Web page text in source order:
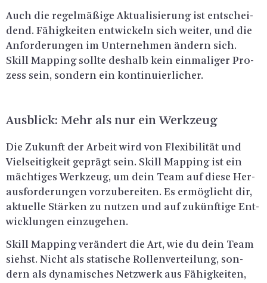
Auch die re­gel­mä­ßi­ge Ak­tua­li­sie­rung ist ent­schei­
dend. Fä­hig­kei­ten ent­wi­ckeln sich wei­ter, und die
An­for­de­run­gen im Un­ter­neh­men än­dern sich.
Skill Map­ping soll­te des­halb kein ein­ma­li­ger Pro­
zess sein, son­dern ein kon­ti­nu­ier­li­cher.
Aus­blick: Mehr als nur ein Werk­zeug
Die Zu­kunft der Ar­beit wird von Fle­xi­bi­li­tät und
Viel­sei­tig­keit ge­prägt sein. Skill Map­ping ist ein
mäch­ti­ges Werk­zeug, um dein Team auf diese Her­
aus­for­de­run­gen vor­zu­be­rei­ten. Es er­mög­licht dir,
ak­tu­el­le Stär­ken zu nut­zen und auf zu­künf­ti­ge Ent­
wick­lun­gen ein­zu­ge­hen.
Skill Map­ping ver­än­dert die Art, wie du dein Team
siehst. Nicht als sta­ti­sche Rol­len­ver­tei­lung, son­
dern als dy­na­mi­sches Netz­werk aus Fä­hig­kei­ten,